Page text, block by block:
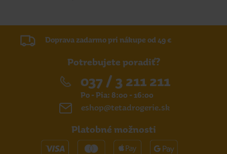
Doprava zadarmo pri nákupe od 49 €
Potrebujete poradiť?
037 / 3 211 211
Po - Pia: 8:00 - 16:00
eshop@tetadrogerie.sk
Platobné možnosti